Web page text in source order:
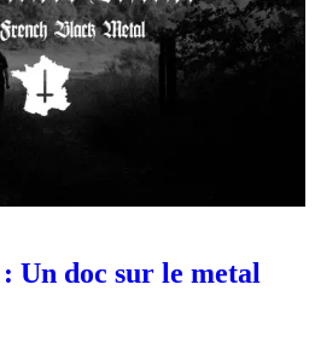
Un doc sur le metal